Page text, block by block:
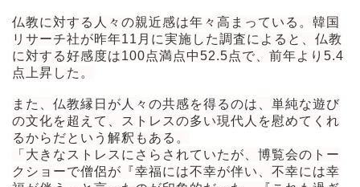
仏教に対する人々の親近感は年々高まっている。韓国
リサーチ社が昨年11月に実施した調査によると、仏教
に対する好感度は100点満点中52.5点で、前年より5.4
点上昇した。
また、仏教縁日が人々の共感を得るのは、単純な遊び
の文化を超えて、ストレスの多い現代人を慰めてくれ
るからだという解釈もある。
「大きなストレスにさらされていたが、博覧会のトー
クショーで僧侶が『幸福には不幸が伴い、不幸には幸